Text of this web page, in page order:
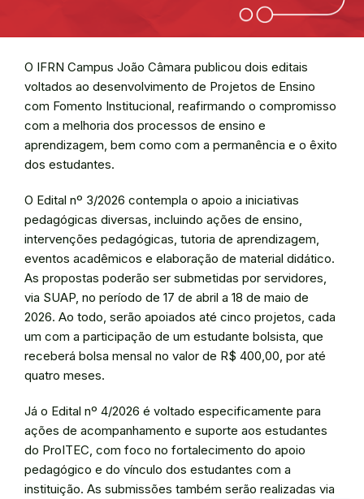
O IFRN Campus João Câmara publicou dois editais
voltados ao desenvolvimento de Projetos de Ensino
com Fomento Institucional, reafirmando o compromisso
com a melhoria dos processos de ensino e
aprendizagem, bem como com a permanência e o êxito
dos estudantes.
O Edital nº 3/2026 contempla o apoio a iniciativas
pedagógicas diversas, incluindo ações de ensino,
intervenções pedagógicas, tutoria de aprendizagem,
eventos acadêmicos e elaboração de material didático.
As propostas poderão ser submetidas por servidores,
via SUAP, no período de 17 de abril a 18 de maio de
2026. Ao todo, serão apoiados até cinco projetos, cada
um com a participação de um estudante bolsista, que
receberá bolsa mensal no valor de R$ 400,00, por até
quatro meses.
Já o Edital nº 4/2026 é voltado especificamente para
ações de acompanhamento e suporte aos estudantes
do ProITEC, com foco no fortalecimento do apoio
pedagógico e do vínculo dos estudantes com a
instituição. As submissões também serão realizadas via